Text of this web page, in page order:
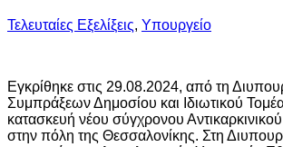
Τελευταίες Εξελίξεις, Υπουργείο
Εγκρίθηκε στις 29.08.2024, από τη
Συμπράξεων Δημοσίου και Ιδιωτικού
κατασκευή νέου σύγχρονου
στην πόλη της Θεσσαλονίκης. Στη